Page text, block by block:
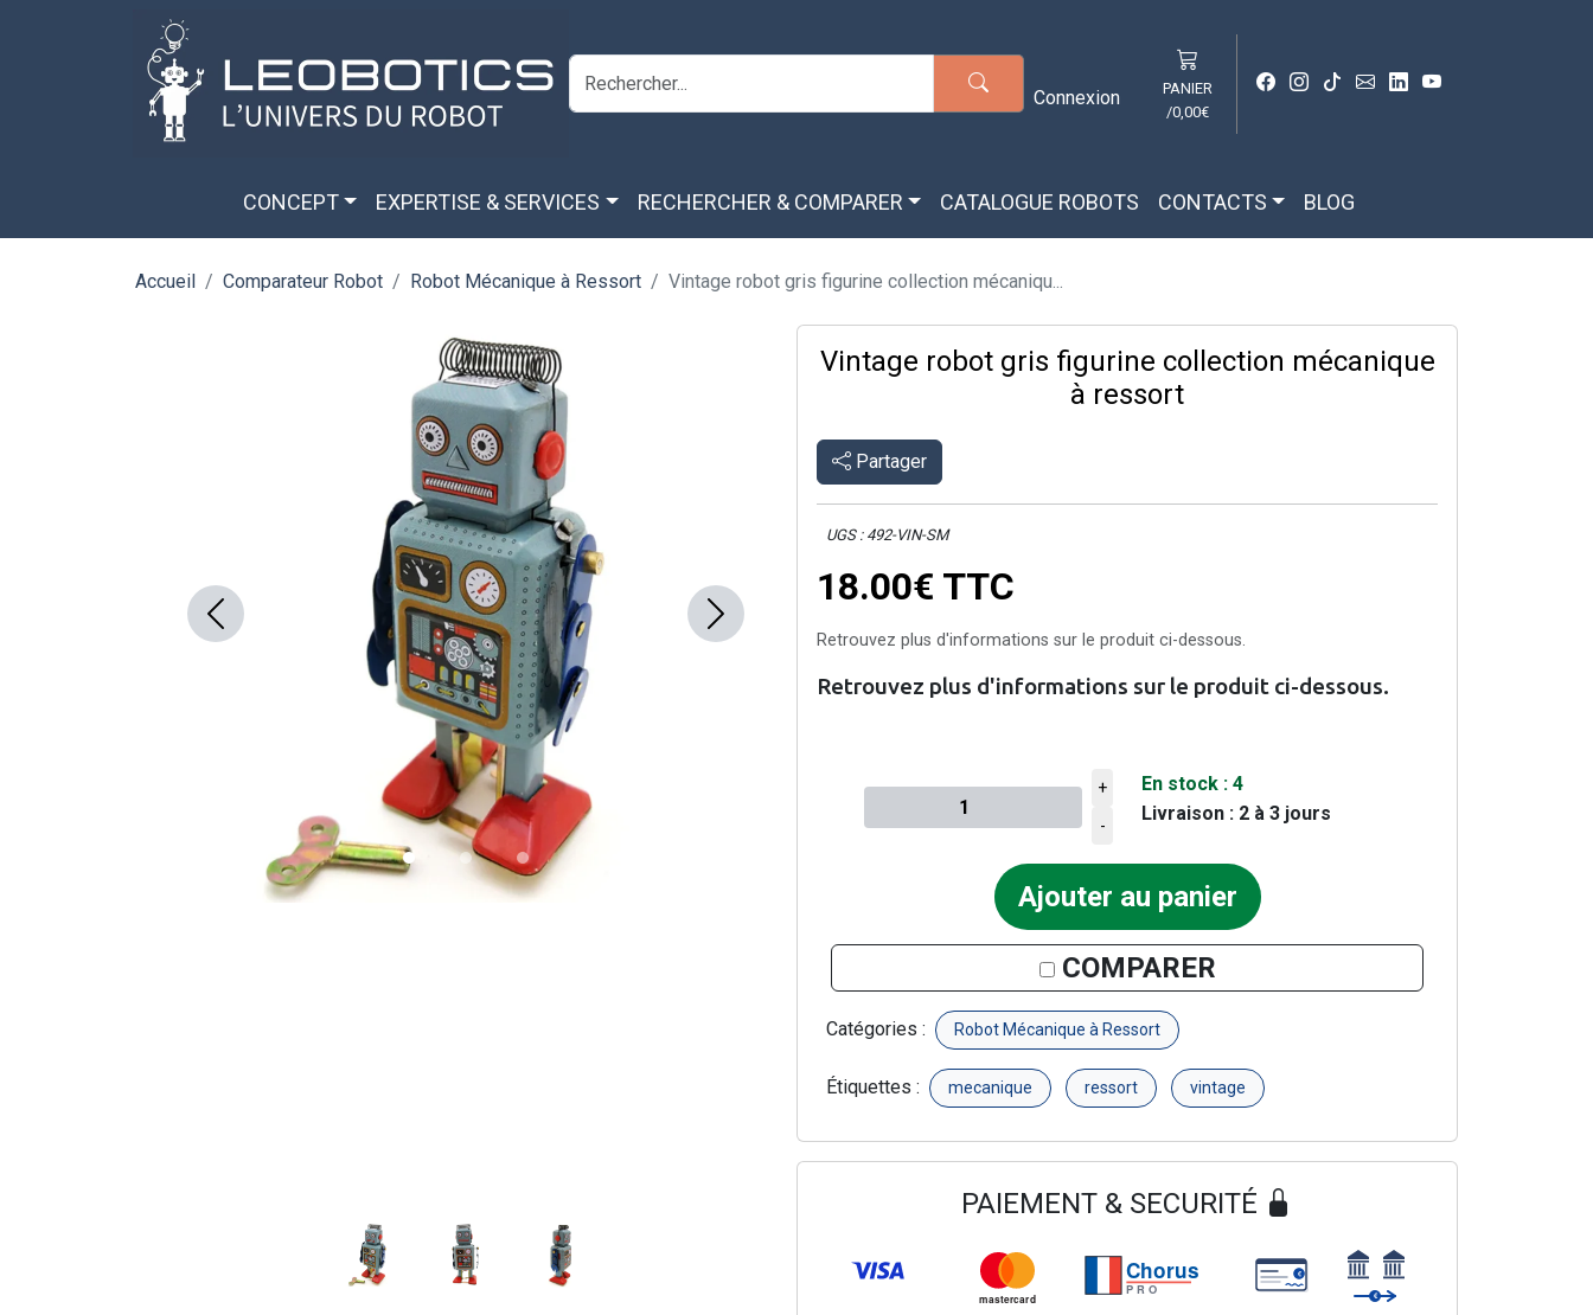
Aller au contenu principal
Connexion
PANIER
/0,00€
CONCEPT EXPERTISE & SERVICES RECHERCHER & COMPARER CATALOGUE ROBOTS CONTACTS BLOG
Accueil Comparateur Robot Robot Mécanique à Ressort Vintage robot gris figurine collection mécaniqu...
Previous Next
Vintage robot gris figurine collection mécanique
à ressort
Partager
UGS : 492-VIN-SM
18.00€ TTC
Retrouvez plus d'informations sur le produit ci-dessous.
Retrouvez plus d'informations sur le produit ci-dessous.
Quantité à ajouter au panier
+
-
En stock : 4
Livraison : 2 à 3 jours
Ajouter au panier
COMPARER
Catégories : Robot Mécanique à Ressort
Étiquettes : mecanique ressort vintage
PAIEMENT & SECURITÉ
mastercard
Chorus
PRO
€
€
Panneau de gestion des cookies